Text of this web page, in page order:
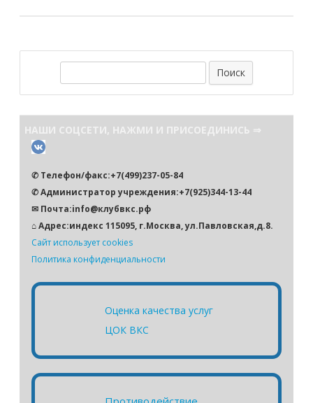
НАШИ СОЦСЕТИ, НАЖМИ И ПРИСОЕДИНИСЬ ⇒
✆ Телефон/факс:+7(499)237-05-84
✆ Администратор учреждения:+7(925)344-13-44
✉ Почта:info@клубвкс.рф
⌂ Адрес:индекс 115095, г.Москва, ул.Павловская,д.8.
Сайт использует cookies
Политика конфиденциальности
Оценка качества услуг
ЦОК ВКС